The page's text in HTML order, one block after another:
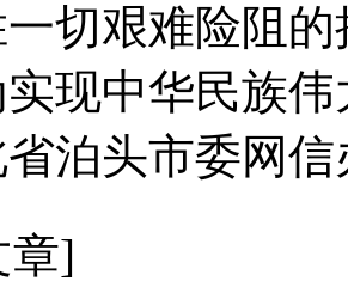
切艰难险阻
现中华民族
泊头市委网信
相